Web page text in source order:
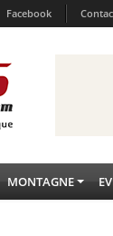
Facebook
MONTAGNE